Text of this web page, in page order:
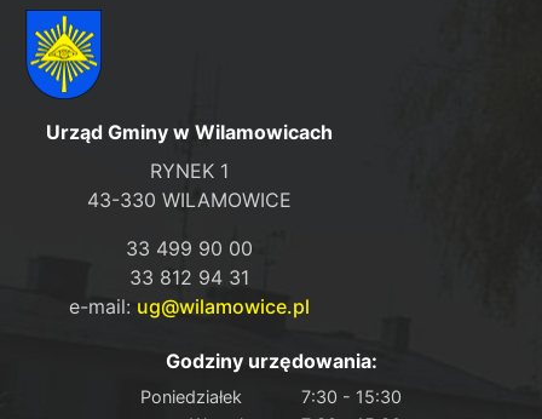
Urząd Gminy w Wilamowicach
RYNEK 1
43-330 WILAMOWICE
33 499 90 00
33 812 94 31
e-mail: ug@wilamowice.pl
Godziny urzędowania:
Poniedziałek
7:30 - 15:30